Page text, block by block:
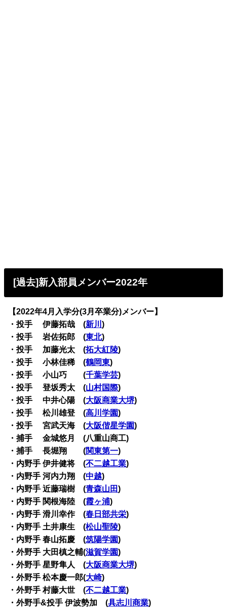
[過去]新入部員メンバー2022年
【2022年4月入学分(3月卒業分)メンバー】
・投手 伊藤拓哉 (新川)
・投手 岩佐拓郎 (東北)
・投手 加藤光太 (拓大紅陵)
・投手 小林佳稀 (鶴岡東)
・投手 小山巧 (千葉学芸)
・投手 登坂秀太 (山村国際)
・投手 中井心陽 (大阪商業大堺)
・投手 松川雄登 (高川学園)
・投手 宮武天海 (大阪偕星学園)
・捕手 金城悠月 (八重山商工)
・捕手 長堀翔 (関東第一)
・内野手 伊井健将 (不二越工業)
・内野手 河内力翔 (中越)
・内野手 近藤瑞樹 (青森山田)
・内野手 関根海陸 (霞ヶ浦)
・内野手 滑川幸作 (春日部共栄)
・内野手 土井康生 (松山聖陵)
・内野手 春山拓慶 (筑陽学園)
・外野手 大田槙之輔(滋賀学園)
・外野手 星野隼人 (大阪商業大堺)
・外野手 松本慶一郎(大崎)
・外野手 村藤大世 (不二越工業)
・外野手&投手 伊波勢加 (具志川商業)